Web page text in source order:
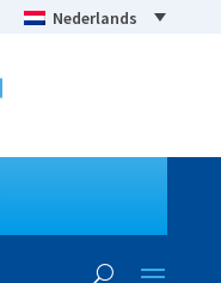
Nederlands